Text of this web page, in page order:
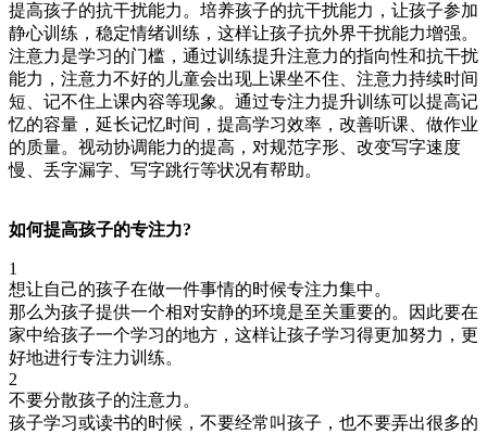
提高孩子的抗干扰能力。培养孩子的抗干扰能力，让孩子参加
静心训练，稳定情绪训练，这样让孩子抗外界干扰能力增强。
注意力是学习的门槛，通过训练提升注意力的指向性和抗干扰
能力，注意力不好的儿童会出现上课坐不住、注意力持续时间
短、记不住上课内容等现象。通过专注力提升训练可以提高记
忆的容量，延长记忆时间，提高学习效率，改善听课、做作业
的质量。视动协调能力的提高，对规范字形、改变写字速度
慢、丢字漏字、写字跳行等状况有帮助。
如何提高孩子的专注力?
1
想让自己的孩子在做一件事情的时候专注力集中。
那么为孩子提供一个相对安静的环境是至关重要的。因此要在
家中给孩子一个学习的地方，这样让孩子学习得更加努力，更
好地进行专注力训练。
2
不要分散孩子的注意力。
孩子学习或读书的时候，不要经常叫孩子，也不要弄出很多的